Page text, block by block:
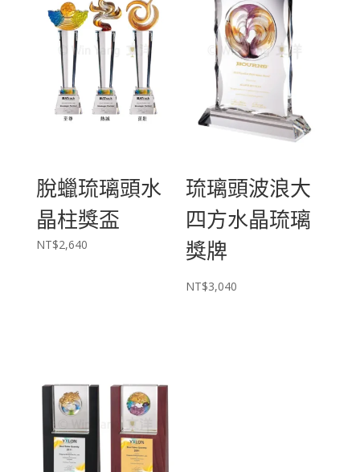
脫蠟琉璃頭水
晶柱獎盃
NT$2,640
琉璃頭波浪大
四方水晶琉璃
獎牌
NT$3,040